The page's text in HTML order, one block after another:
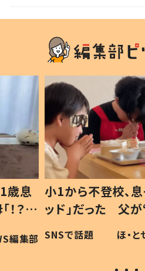
歳息
？」
編集部
小1から不登校、息
ッド」だった 父
作り続ける理由
#令和の子
SNSで話題 ほ・